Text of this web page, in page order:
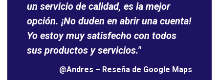
un servicio de calidad, es la mejor
opción. ¡No duden en abrir una cuenta!
Yo estoy muy satisfecho con todos
sus productos y servicios."
@Andres – Reseña de Google Maps